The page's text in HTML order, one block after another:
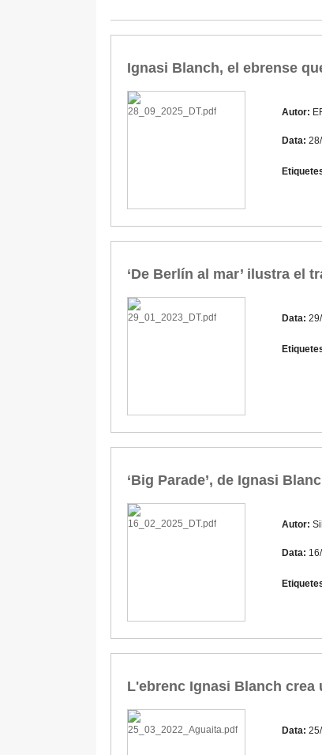
Ignasi Blanch, el ebrense
Autor:
Data:
‘De Berlín al mar’ ilustra el
Data:
‘Big Parade’, de Ignasi
Autor:
Data:
L'ebrenc Ignasi Blanch
Data: